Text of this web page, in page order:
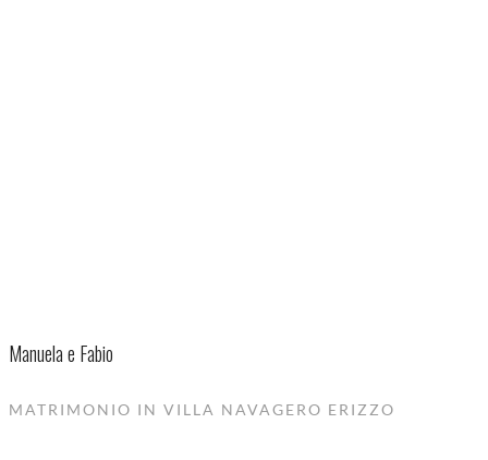
Manuela e Fabio
MATRIMONIO IN VILLA NAVAGERO ERIZZO